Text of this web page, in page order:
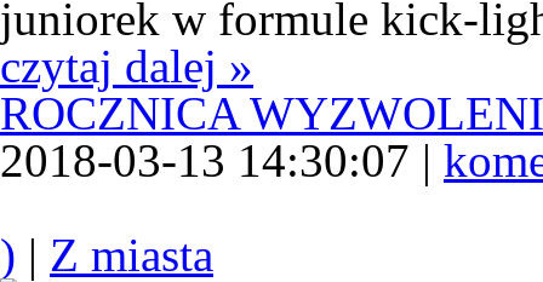
juniorek w formule kick-
czytaj dalej »
ROCZNICA
2018-03-13 14:30:07 |
) | Z miasta